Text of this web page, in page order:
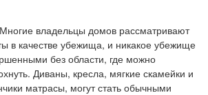
Многие владельцы домов рассматривают
в качестве убежища, и никакое убежище
без области, где можно
Диваны, кресла, мягкие скамейки и
матрасы, могут стать обычными